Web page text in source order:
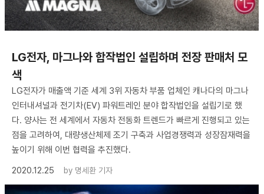
LG전자, 마그나와 합작법인 설립하며 전장 판매처 모
색
LG전자가 매출액 기준 세계 3위 자동차 부품 업체인 캐나다의 마그나
인터내셔널과 전기차(EV) 파워트레인 분야 합작법인을 설립기로 했
다. 양사는 전 세계에서 자동차 전동화 트렌드가 빠르게 진행되고 있는
점을 고려하여, 대량생산체제 조기 구축과 사업경쟁력과 성장잠재력을
높이기 위해 이번 협력을 추진했다.
2020.12.25
by 명세환 기자